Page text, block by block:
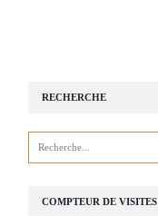
RECHERCHE
COMPTEUR DE VISITES